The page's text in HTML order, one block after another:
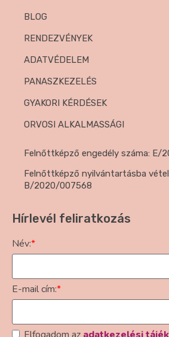
BLOG
RENDEZVÉNYEK
ADATVÉDELEM
PANASZKEZELÉS
GYAKORI KÉRDÉSEK
ORVOSI ALKALMASSÁGI
Felnőttképző engedély száma: E/
Felnőttképző nyilvántartásba
B/2020/007568
Hírlevél feliratkozás
Név:*
E-mail cím:*
Elfogadom az adatkezelési